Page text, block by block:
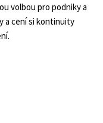
volbou pro podniky a
a cení si kontinuity